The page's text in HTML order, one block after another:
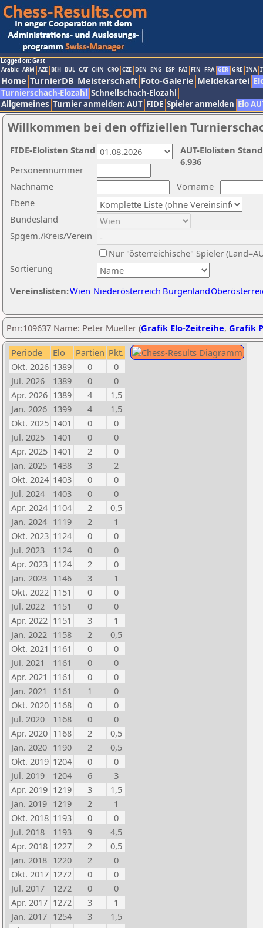
Logged on: Gast
Arabic ARM AZE BIH BUL CAT CHN CRO CZE DEN ENG ESP FAI FIN FRA GER GRE INA
Home TurnierDB Meisterschaft Foto-Galerie Meldekartei
Turnierschach-Elozahl Schnellschach-Elozahl
Allgemeines Turnier anmelden: AUT FIDE Spieler anmelden Elo
Willkommen bei den offiziellen
Nachname
Vorname
Ebene
Sortierung
Personennummer
Bundesland
Spgem./Kreis/Verein
Nur "österreichische" Spieler
Vereinslisten:Wien Niederösterreich Burgenland
AUT-Elolisten
6.936
FIDE-Elolisten Stand
Pnr:109637 Name: Peter Mueller (Grafik Elo-Zeitreihe, Grafik
Periode Elo Partien Pkt.
Okt. 2026 1389 0
0
Jul. 2026
1389 0
0
Apr. 2026 1389 4
1,5
Jan. 2026 1399 4
1,5
Okt. 2025 1401 0
0
Jul. 2025
1401 0
0
Apr. 2025 1401 2
0
Jan. 2025 1438 3
2
Okt. 2024 1403 0
0
Jul. 2024
1403 0
0
Apr. 2024 1104 2
0,5
Jan. 2024 1119 2
1
Okt. 2023 1124 0
0
Jul. 2023
1124 0
0
Apr. 2023 1124 2
0
Jan. 2023 1146 3
1
Okt. 2022 1151 0
0
Jul. 2022
1151 0
0
Apr. 2022 1151 3
1
Jan. 2022 1158 2
0,5
Okt. 2021 1161 0
0
Jul. 2021
1161 0
0
Apr. 2021 1161 0
0
Jan. 2021
1161 1
0
Okt. 2020 1168 0
0
Jul. 2020
1168 0
0
Apr. 2020 1168 2
0,5
Jan. 2020 1190 2
0,5
Okt. 2019 1204 0
0
Jul. 2019
1204 6
3
Apr. 2019 1219 3
1,5
Jan. 2019 1219 2
1
Okt. 2018 1193 0
0
Jul. 2018
1193 9
4,5
Apr. 2018 1227 2
0,5
Jan. 2018 1220 2
0
Okt. 2017 1272 0
0
Jul. 2017
1272 0
0
Apr. 2017 1272 3
1
Jan. 2017 1254 3
1,5